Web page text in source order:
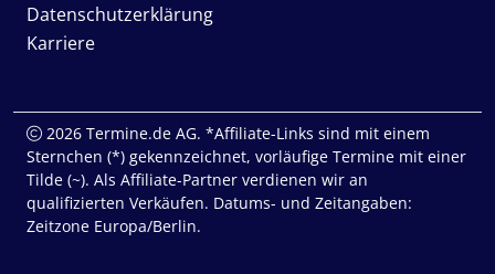
Datenschutzerklärung
Karriere
2026 Termine.de AG. *Affiliate-Links sind mit einem
Sternchen (*) gekennzeichnet, vorläufige Termine mit einer
Tilde (~). Als Affiliate-Partner verdienen wir an
qualifizierten Verkäufen. Datums- und Zeitangaben:
Zeitzone Europa/Berlin.